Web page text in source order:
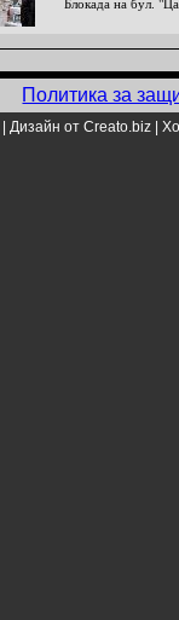
Блокада на бул.
Политика за
Дизайн от Creato.biz